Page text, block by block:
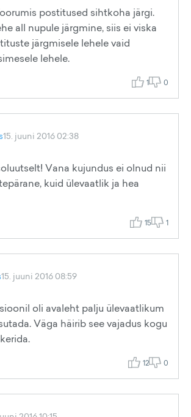
postitused sihtkoha järgi.
all nupule järgmine, siis ei viska
järgmisele lehele vaid
lehele.
1 0
15. juuni 2016 02:38
Vana kujundus ei olnud nii
kuid ülevaatlik ja hea
15 1
15. juuni 2016 08:59
oli avaleht palju ülevaatlikum
Väga häirib see vajadus kogu
12 0